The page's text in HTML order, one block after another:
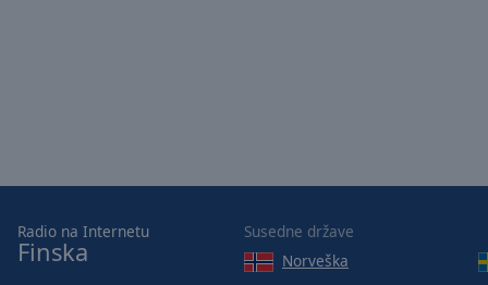
Beginning
Radio na Internetu
Finska
Susedne države
Norveška